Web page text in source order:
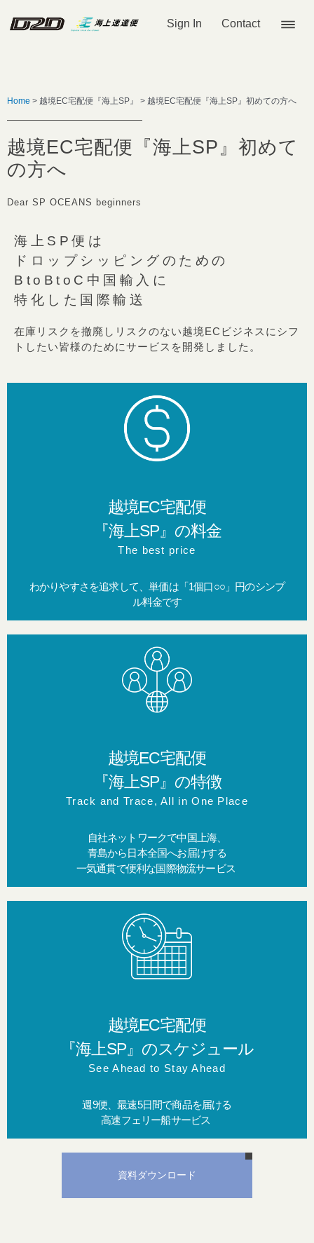
Sign In Contact
Home > 越境EC宅配便『海上SP』 > 越境EC宅配便『海上SP』初めての方へ
越境EC宅配便『海上SP』初めて
の方へ
Dear SP OCEANS beginners
海上SP便は
ドロップシッピングのための
BtoBtoC中国輸入に
特化した国際輸送
在庫リスクを撤廃しリスクのない越境ECビジネス​にシフ
トしたい皆様のためにサービスを開発しました。
越境EC宅配便
『海上SP』の料金​
The best price
わかりやすさを追求して、​ 単価は「1個口○○」円のシンプ
ル料金です
越境EC宅配便
『海上SP』の特徴
Track and Trace, All in One Place
自社ネットワークで中国上海、
青島から日本全国へお届けする
一気通貫で便利な国際物流サービス ​
越境EC宅配便
『海上SP』のスケジュール
See Ahead to Stay Ahead
週9便、最速5日間で商品を届ける
高速フェリー船サービス ​
資料ダウンロード